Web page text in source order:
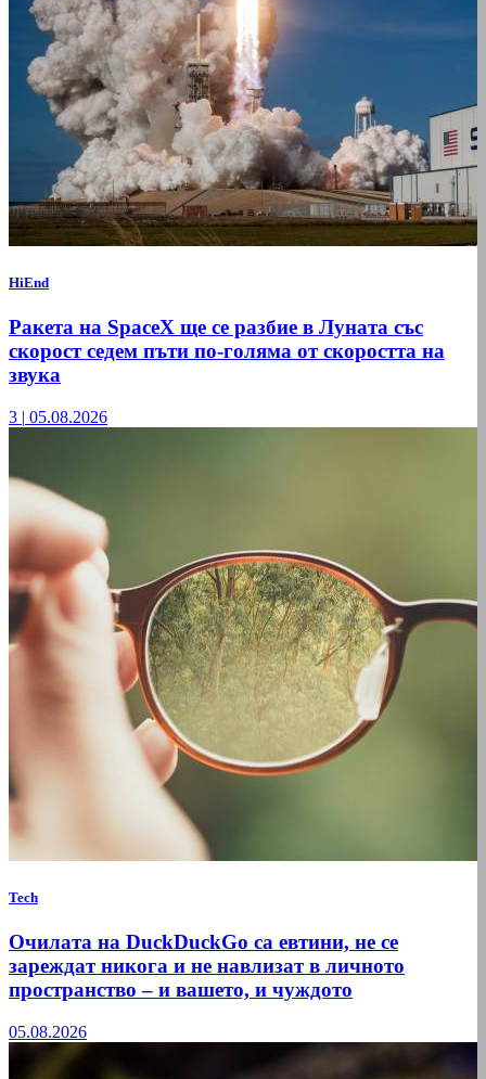
HiEnd
Ракета на SpaceX ще се разбие в Луната със
скорост седем пъти по-голяма от скоростта на
звука
3 | 05.08.2026
Tech
Очилата на DuckDuckGo са евтини, не се
зареждат никога и не навлизат в личното
пространство – и вашето, и чуждото
05.08.2026